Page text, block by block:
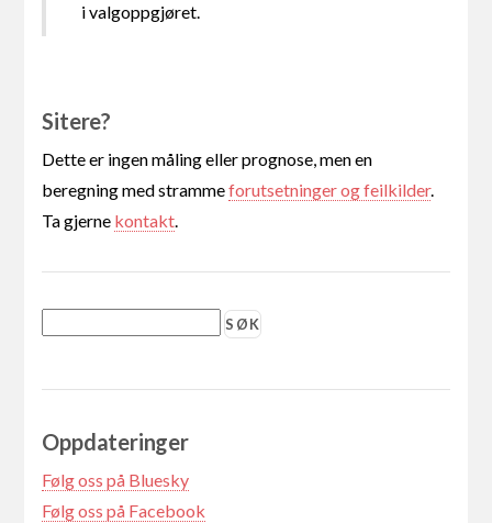
i valgoppgjøret.
Sitere?
Dette er ingen måling eller prognose, men en
beregning med strammeforutsetninger og feilkilder.
Ta gjerne kontakt.
Oppdateringer
Følg oss på Bluesky
Følg oss på Facebook